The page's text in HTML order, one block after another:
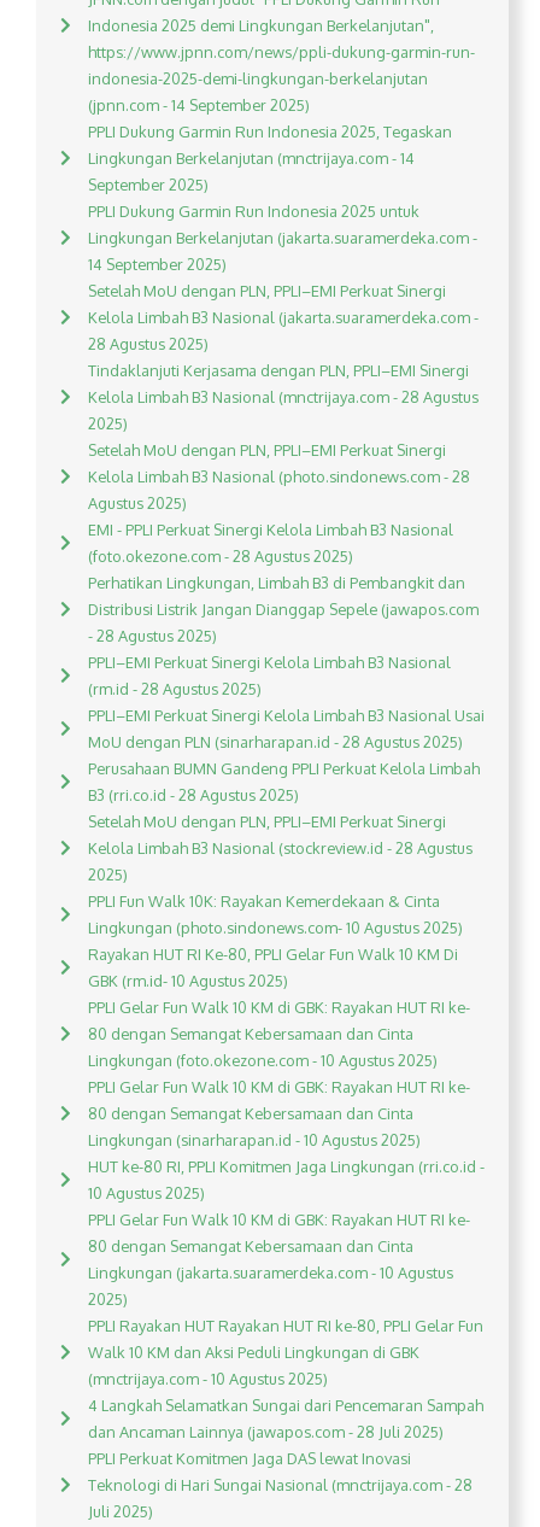
Indonesia 2025 demi Lingkungan Berkelanjutan",
https://www.jpnn.com/news/ppli-dukung-garmin-run-
indonesia-2025-demi-lingkungan-berkelanjutan
(jpnn.com - 14 September 2025)
PPLI Dukung Garmin Run Indonesia 2025, Tegaskan
Lingkungan Berkelanjutan (mnctrijaya.com - 14
September 2025)
PPLI Dukung Garmin Run Indonesia 2025 untuk
Lingkungan Berkelanjutan (jakarta.suaramerdeka.com -
14 September 2025)
Setelah MoU dengan PLN, PPLI–EMI Perkuat Sinergi
Kelola Limbah B3 Nasional (jakarta.suaramerdeka.com -
28 Agustus 2025)
Tindaklanjuti Kerjasama dengan PLN, PPLI–EMI Sinergi
Kelola Limbah B3 Nasional (mnctrijaya.com - 28 Agustus
2025)
Setelah MoU dengan PLN, PPLI–EMI Perkuat Sinergi
Kelola Limbah B3 Nasional (photo.sindonews.com - 28
Agustus 2025)
EMI - PPLI Perkuat Sinergi Kelola Limbah B3 Nasional
(foto.okezone.com - 28 Agustus 2025)
Perhatikan Lingkungan, Limbah B3 di Pembangkit dan
Distribusi Listrik Jangan Dianggap Sepele (jawapos.com
- 28 Agustus 2025)
PPLI–EMI Perkuat Sinergi Kelola Limbah B3 Nasional
(rm.id - 28 Agustus 2025)
PPLI–EMI Perkuat Sinergi Kelola Limbah B3 Nasional Usai
MoU dengan PLN (sinarharapan.id - 28 Agustus 2025)
Perusahaan BUMN Gandeng PPLI Perkuat Kelola Limbah
B3 (rri.co.id - 28 Agustus 2025)
Setelah MoU dengan PLN, PPLI–EMI Perkuat Sinergi
Kelola Limbah B3 Nasional (stockreview.id - 28 Agustus
2025)
PPLI Fun Walk 10K: Rayakan Kemerdekaan & Cinta
Lingkungan (photo.sindonews.com- 10 Agustus 2025)
Rayakan HUT RI Ke-80, PPLI Gelar Fun Walk 10 KM Di
GBK (rm.id- 10 Agustus 2025)
PPLI Gelar Fun Walk 10 KM di GBK: Rayakan HUT RI ke-
80 dengan Semangat Kebersamaan dan Cinta
Lingkungan (foto.okezone.com - 10 Agustus 2025)
PPLI Gelar Fun Walk 10 KM di GBK: Rayakan HUT RI ke-
80 dengan Semangat Kebersamaan dan Cinta
Lingkungan (sinarharapan.id - 10 Agustus 2025)
HUT ke-80 RI, PPLI Komitmen Jaga Lingkungan (rri.co.id -
10 Agustus 2025)
PPLI Gelar Fun Walk 10 KM di GBK: Rayakan HUT RI ke-
80 dengan Semangat Kebersamaan dan Cinta
Lingkungan (jakarta.suaramerdeka.com - 10 Agustus
2025)
PPLI Rayakan HUT Rayakan HUT RI ke-80, PPLI Gelar Fun
Walk 10 KM dan Aksi Peduli Lingkungan di GBK
(mnctrijaya.com - 10 Agustus 2025)
4 Langkah Selamatkan Sungai dari Pencemaran Sampah
dan Ancaman Lainnya (jawapos.com - 28 Juli 2025)
PPLI Perkuat Komitmen Jaga DAS lewat Inovasi
Teknologi di Hari Sungai Nasional (mnctrijaya.com - 28
Juli 2025)